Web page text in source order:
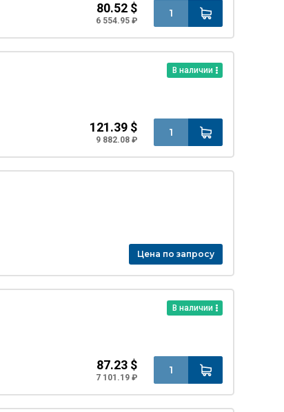
80.52 $
6 554.95 ₽
В наличии
121.39 $
9 882.08 ₽
Цена по запросу
В наличии
87.23 $
7 101.19 ₽